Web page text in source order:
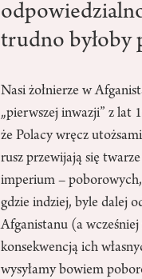
trudno byłoby
Nasi żołnierze w
„pierwszej inwazji” z lat
że Polacy wręcz
rusz przewijają się
imperium –
gdzie indziej, byle dalej
Afganistanu (a
konsekwencją ich
wysyłamy bowiem